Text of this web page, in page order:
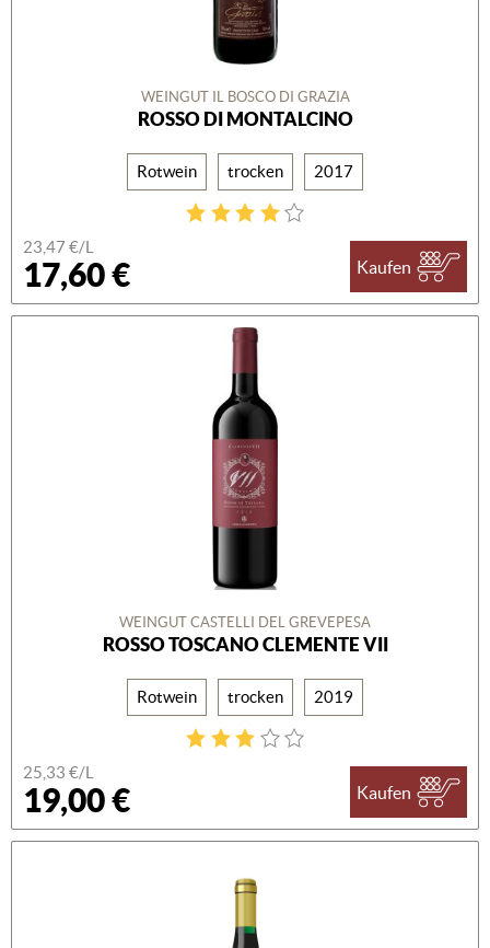
WEINGUT IL BOSCO DI GRAZIA
ROSSO DI MONTALCINO
Rotwein trocken 2017
23,47 €/L
17,60 € Kaufen
WEINGUT CASTELLI DEL GREVEPESA
ROSSO TOSCANO CLEMENTE VII
Rotwein trocken 2019
25,33 €/L
19,00 € Kaufen